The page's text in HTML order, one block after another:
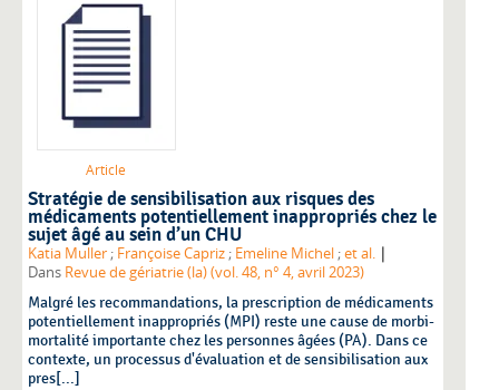
Article
Stratégie de sensibilisation aux risques des
médicaments potentiellement inappropriés chez le
sujet âgé au sein d’un CHU
Katia Muller ; Françoise Capriz ; Emeline Michel ;et al. |
Dans Revue de gériatrie (la) (vol. 48, n° 4, avril 2023)
Malgré les recommandations, la prescription de médicaments
potentiellement inappropriés (MPI) reste une cause de morbi-
mortalité importante chez les personnes âgées (PA). Dans ce
contexte, un processus d'évaluation et de sensibilisation aux
pres[...]